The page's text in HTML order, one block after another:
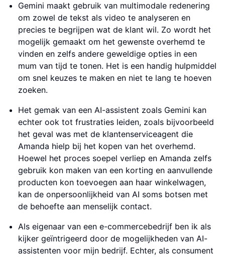
Gemini maakt gebruik van multimodale redenering
om zowel de tekst als video te analyseren en
precies te begrijpen wat de klant wil. Zo wordt het
mogelijk gemaakt om het gewenste overhemd te
vinden en zelfs andere geweldige opties in een
mum van tijd te tonen. Het is een handig hulpmiddel
om snel keuzes te maken en niet te lang te hoeven
zoeken.
Het gemak van een AI-assistent zoals Gemini kan
echter ook tot frustraties leiden, zoals bijvoorbeeld
het geval was met de klantenserviceagent die
Amanda hielp bij het kopen van het overhemd.
Hoewel het proces soepel verliep en Amanda zelfs
gebruik kon maken van een korting en aanvullende
producten kon toevoegen aan haar winkelwagen,
kan de onpersoonlijkheid van AI soms botsen met
de behoefte aan menselijk contact.
Als eigenaar van een e-commercebedrijf ben ik als
kijker geïntrigeerd door de mogelijkheden van AI-
assistenten voor mijn bedrijf. Echter, als consument